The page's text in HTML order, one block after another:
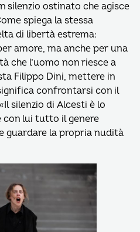
silenzio ostinato che agisce
spiega la stessa
di libertà estrema:
amore, ma anche per una
che l’uomo non riesce a
Filippo Dini, mettere in
confrontarsi con il
silenzio di Alcesti è lo
con lui tutto il genere
guardare la propria nudità